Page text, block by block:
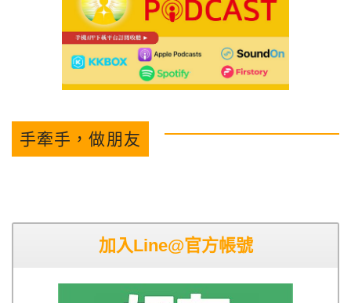
手牽手，做朋友
加入Line@官方帳號